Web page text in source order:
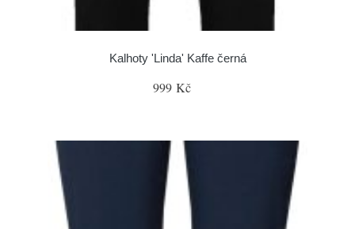
Kalhoty 'Linda' Kaffe černá
999 Kč